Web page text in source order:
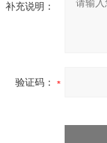
补充说明：
验证码：